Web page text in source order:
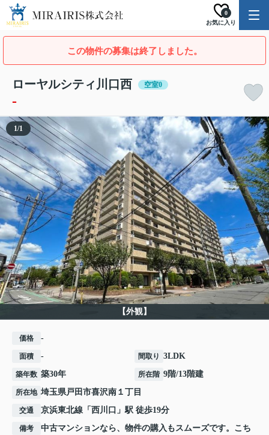
お気に入り
0
この物件の募集は終了しました。
ローヤルシティ川口西 空室0
-
【外観】
1/1
価格 -
面積 - 間取り 3LDK
築年数 築30年 所在階 9階/13階建
所在地 埼玉県戸田市喜沢南 １丁目
交通 京浜東北線 「 西川口 」駅 徒歩19分
備考
中古マンションなら、物件の購入もスムーズです。こち